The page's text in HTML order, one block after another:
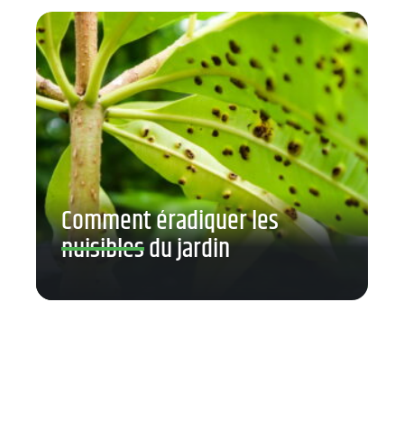
Comment éradiquer les
nuisibles du jardin